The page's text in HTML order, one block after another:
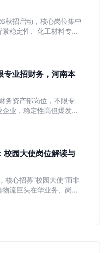
秋招启动，核心岗位集中
稳定性、化工材料专业
科生判断是否值得投
业招财务，河南本
务资产部岗位，不限专
业，稳定性高但爆发涨
业场景经验的应届生。
园大使岗位解读与
核心招募“校园大使”而非
流巨头在华业务、岗位
逻辑，助你判断是否值